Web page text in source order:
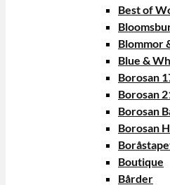
Best of
Blommor
Blue &
Borosan
Borosan
Borosan
Borosan
Boutique
Bårder